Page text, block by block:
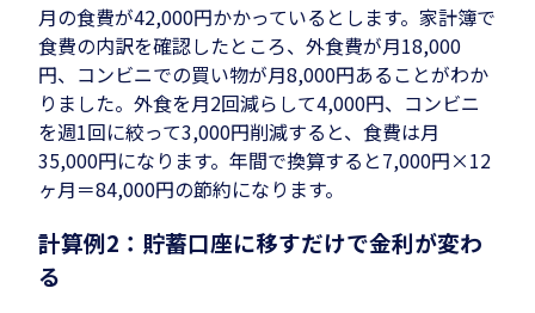
月の食費が42,000円かかっているとします。家計簿で
食費の内訳を確認したところ、外食費が月18,000
円、コンビニでの買い物が月8,000円あることがわか
りました。外食を月2回減らして4,000円、コンビニ
を週1回に絞って3,000円削減すると、食費は月
35,000円になります。年間で換算すると7,000円×12
ヶ月＝84,000円の節約になります。
計算例2：貯蓄口座に移すだけで金利が変わ
る